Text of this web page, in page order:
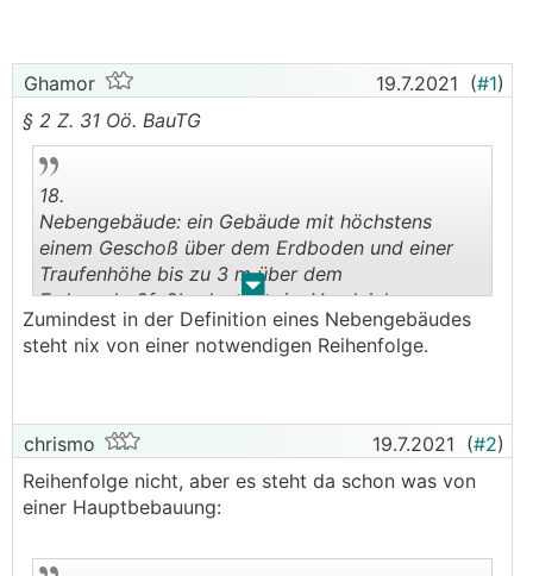
Ghamor 19.7.2021 (#1)
§ 2 Z. 31 Oö. BauTG
. .
18.
Nebengebäude: ein Gebäude mit höchstens
einem Geschoß über dem Erdboden und einer
Traufenhöhe bis zu 3 m über dem
Erdgeschoßfußboden, das im Vergleich zur
gegebenen oder voraussehbaren Hauptbebauung
nur untergeordnete Bedeutung hat und nicht
Nebengebäude vorliegt oder eine bauliche
Einheit mit dem Hauptgebäude, also ein Zubau
zu diesem, hängt von der baulichen Gestaltung
und vom funktionalen Zusammenhang der als
Gebäudeteile zu qualifizierenden Baukörper ab;
Zumindest in der Definition eines Nebengebäudes
steht nix von einer notwendigen Reihenfolge.
chrismo 19.7.2021 (#2)
Reihenfolge nicht, aber es steht da schon was von
einer Hauptbebauung: